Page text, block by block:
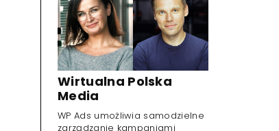
Wirtualna Polska
Media
WP Ads umożliwia samodzielne
zarządzanie kampaniami